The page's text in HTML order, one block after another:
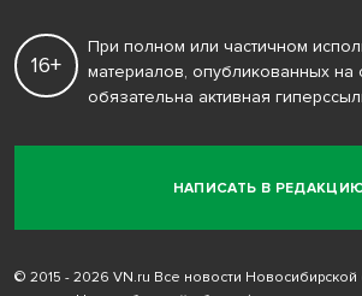
НАПИСАТЬ В
16+
При полном или частичном
материалов, опубликованных на
обязательна активная
© 2015 - 2026 VN.ru Все новости Новосибирской